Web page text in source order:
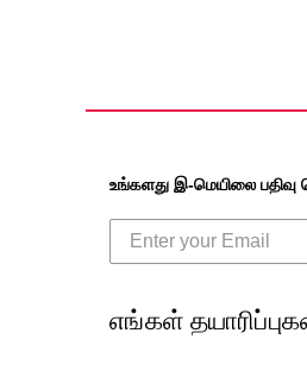
உங்களது இ-மெயிலை
எங்கள்